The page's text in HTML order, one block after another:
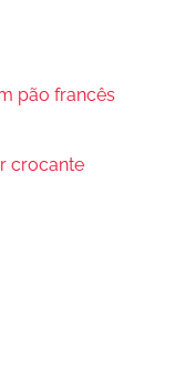
pão francês
crocante